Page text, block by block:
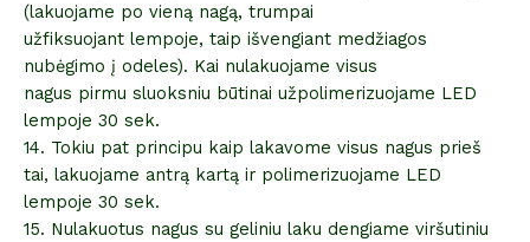
(lakuojame po vieną nagą, trumpai
užfiksuojant lempoje, taip išvengiant medžiagos
nubėgimo į odeles). Kai nulakuojame visus
nagus pirmu sluoksniu būtinai užpolimerizuojame LED
lempoje 30 sek.
14. Tokiu pat principu kaip lakavome visus nagus prieš
tai, lakuojame antrą kartą ir polimerizuojame LED
lempoje 30 sek.
15. Nulakuotus nagus su geliniu laku dengiame viršutiniu